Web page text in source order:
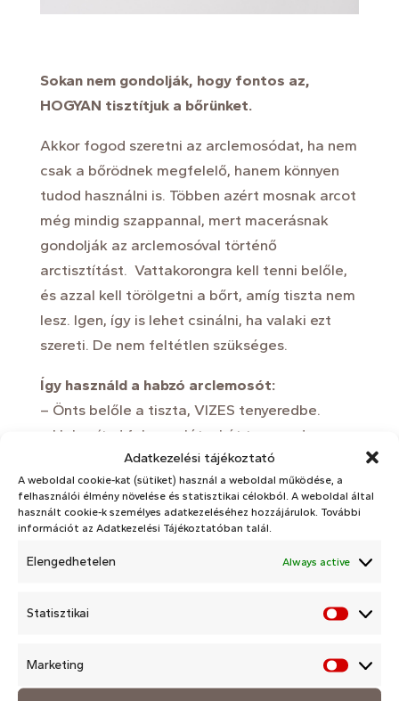
Adatkezelési tájékoztató
A weboldal cookie-kat (sütiket) használ a weboldal működése, a
felhasználói élmény növelése és statisztikai célokból. A weboldal által
használt cookie-k személyes adatkezeléséhez hozzájárulok. További
információt az Adatkezelési Tájékoztatóban talál.
Elengedhetelen Always active
Statisztikai
Marketing
Sokan nem gondolják, hogy fontos az,
HOGYAN tisztítjuk a bőrünket.
Akkor fogod szeretni az arclemosódat, ha nem
csak a bőrödnek megfelelő, hanem könnyen
tudod használni is. Többen azért mosnak arcot
még mindig szappannal, mert macerásnak
gondolják az arclemosóval történő
arctisztítást. Vattakorongra kell tenni belőle,
és azzal kell törölgetni a bőrt, amíg tiszta nem
lesz. Igen, így is lehet csinálni, ha valaki ezt
szereti. De nem feltétlen szükséges.
Így használd a habzó arclemosót:
– Önts belőle a tiszta, VIZES tenyeredbe.
– Habosítsd fel a zselét a két tenyered
összedörzsölésével.
– Körkörös mozdulatokkal járd be az arcod,
nyakad területét.
– Ha szükséges, vizezd újra picit a kezedet.
– Bő vízzel, tenyérrel, vagy vattakoronggal
– Simítsd össze a két tenyeredet, hogy